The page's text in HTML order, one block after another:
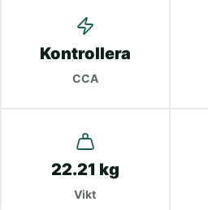
Kontrollera
CCA
22.21 kg
Vikt